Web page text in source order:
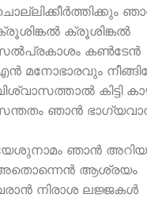
ക്രൂശിങ്കല്‍
കണ്‍ടേന്‍
മനോഭാരവും
കിട്ടി
ഞാന്‍
ഞാന്‍
ആശ്രയം
നിരാശ ലജ്ജകള്‍